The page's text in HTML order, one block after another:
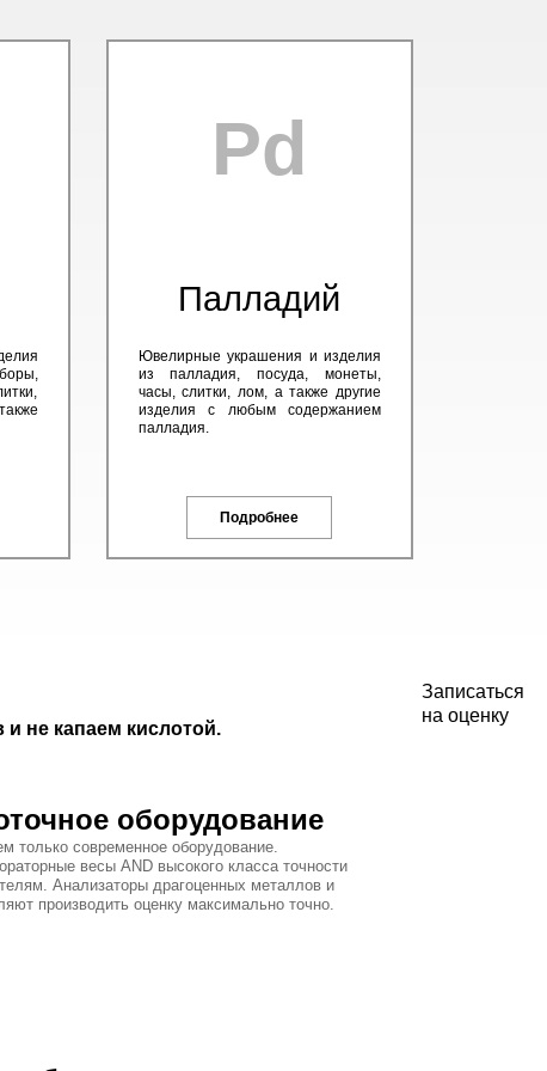
Pd
Палладий
Ювелирные украшения и изделия
из палладия, посуда, монеты,
часы, слитки, лом, а также другие
изделия с любым содержанием
палладия.
Подробнее
не капаем кислотой.
оборудование
только современное оборудование.
весы AND высокого класса точности
Анализаторы драгоценных металлов и
производить оценку максимально точно.
Записаться
на оценку